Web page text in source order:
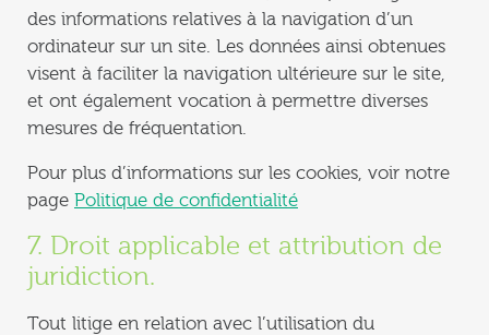
des informations relatives à la navigation d’un
ordinateur sur un site. Les données ainsi obtenues
visent à faciliter la navigation ultérieure sur le site,
et ont également vocation à permettre diverses
mesures de fréquentation.
Pour plus d’informations sur les cookies, voir notre
page Politique de confidentialité
7. Droit applicable et attribution de
juridiction.
Tout litige en relation avec l’utilisation du